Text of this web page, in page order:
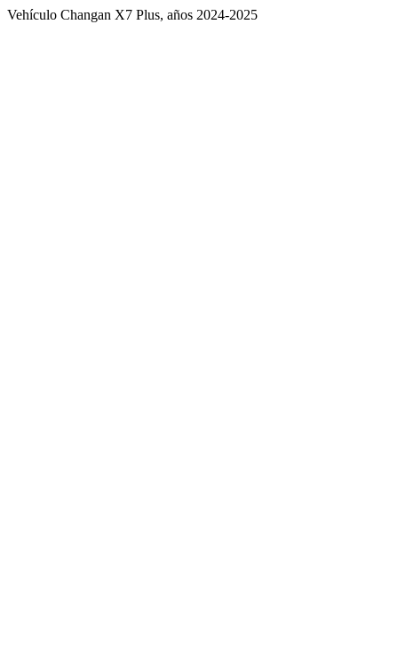
Vehículo Changan X7 Plus, años 2024-2025